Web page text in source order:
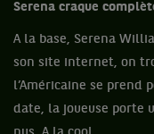
Serena craque
A la base, Serena
son site internet, on
l’Américaine se prend
date, la joueuse porte